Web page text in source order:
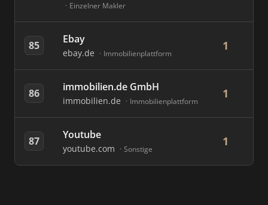
Einzelner Makler
85 Ebay
ebay.de Immobilienplattform
1
86 immobilien.de GmbH
immobilien.de Immobilienplattform
1
87 Youtube
youtube.com Sonstige
1